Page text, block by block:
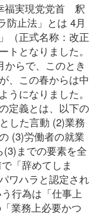
福実現党党首 釈
防止法」とは 4月
（正式名称：改正
トとなりました。
からで、このとき
、この春からは中
うになりました。
定義とは、以下の
した言動 (2)業務
(3)労働者の就業
までの要素を全
「辞めてしま
ワハラと認定され
行為は「仕事上
業務上必要かつ